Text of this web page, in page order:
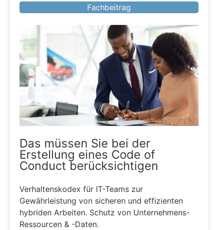
Fachbeitrag
Das müssen Sie bei der
Erstellung eines Code of
Conduct berücksichtigen
Verhaltenskodex für IT-Teams zur
Gewährleistung von sicheren und effizienten
hybriden Arbeiten. Schutz von Unternehmens-
Ressourcen & -Daten.